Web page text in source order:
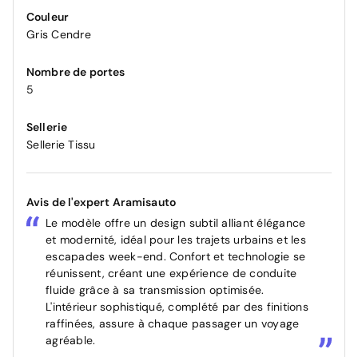
Couleur
Gris Cendre
Nombre de portes
5
Sellerie
Sellerie Tissu
Avis de l'expert Aramisauto
Le modèle offre un design subtil alliant élégance
et modernité, idéal pour les trajets urbains et les
escapades week-end. Confort et technologie se
réunissent, créant une expérience de conduite
fluide grâce à sa transmission optimisée.
L'intérieur sophistiqué, complété par des finitions
raffinées, assure à chaque passager un voyage
agréable.